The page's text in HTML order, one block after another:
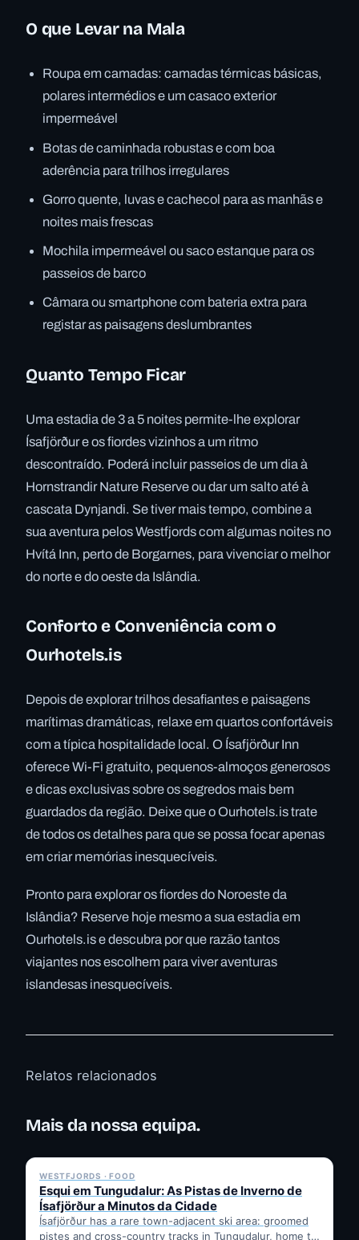
O que Levar na Mala
Roupa em camadas: camadas térmicas básicas,
polares intermédios e um casaco exterior
impermeável
Botas de caminhada robustas e com boa
aderência para trilhos irregulares
Gorro quente, luvas e cachecol para as manhãs e
noites mais frescas
Mochila impermeável ou saco estanque para os
passeios de barco
Câmara ou smartphone com bateria extra para
registar as paisagens deslumbrantes
Quanto Tempo Ficar
Uma estadia de 3 a 5 noites permite-lhe explorar
Ísafjörður e os fiordes vizinhos a um ritmo
descontraído. Poderá incluir passeios de um dia à
Hornstrandir Nature Reserve ou dar um salto até à
cascata Dynjandi. Se tiver mais tempo, combine a
sua aventura pelos Westfjords com algumas noites no
Hvítá Inn, perto de Borgarnes, para vivenciar o melhor
do norte e do oeste da Islândia.
Conforto e Conveniência com o
Ourhotels.is
Depois de explorar trilhos desafiantes e paisagens
marítimas dramáticas, relaxe em quartos confortáveis
com a típica hospitalidade local. O Ísafjörður Inn
oferece Wi-Fi gratuito, pequenos-almoços generosos
e dicas exclusivas sobre os segredos mais bem
guardados da região. Deixe que o Ourhotels.is trate
de todos os detalhes para que se possa focar apenas
em criar memórias inesquecíveis.
Pronto para explorar os fiordes do Noroeste da
Islândia? Reserve hoje mesmo a sua estadia em
Ourhotels.is e descubra por que razão tantos
viajantes nos escolhem para viver aventuras
islandesas inesquecíveis.
Relatos relacionados
Mais da nossa equipa.
WESTFJORDS · FOOD
Esqui em Tungudalur: As Pistas de Inverno de
Ísafjörður a Minutos da Cidade
Ísafjörður has a rare town-adjacent ski area: groomed
pistes and cross-country tracks in Tungudalur, home to